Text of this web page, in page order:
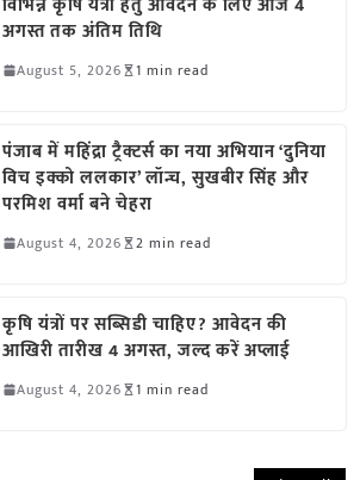
अगस्त तक अंतिम तिथि
August 5, 2026 1 min read
पंजाब में महिंद्रा ट्रैक्टर्स का नया अभियान ‘दुनिया
विच इक्को ललकार’ लॉन्च, सुखबीर सिंह और
परमिश वर्मा बने चेहरा
August 4, 2026 2 min read
कृषि यंत्रों पर सब्सिडी चाहिए? आवेदन की
आखिरी तारीख 4 अगस्त, जल्द करें अप्लाई
August 4, 2026 1 min read